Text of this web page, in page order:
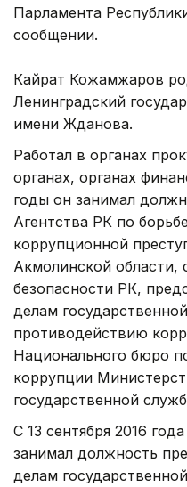
Парламента
сообщении.
Кайрат Кожамжаров
Ленинградский
имени Жданова.
Работал в органах
органах, органах
годы он занимал
Агентства РК по
коррупционной
Акмолинской области,
безопасности РК,
делам
противодействию
Национального бюро
коррупции
государственной
С 13 сентября 2016
занимал должность
делам